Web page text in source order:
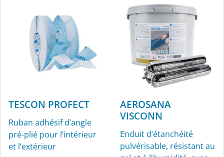
TESCON PROFECT
Ruban adhésif d’angle
pré-plié pour l’intérieur
et l’extérieur
AEROSANA
VISCONN
Enduit d’étanchéité
pulvérisable, résistant au